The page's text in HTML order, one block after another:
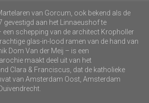
van Gorcum, ook bekend als de
gevestigd aan het Linnaeushof te
een schepping van de architect Kropholler
glas-in-lood ramen van de hand van
Dom Van der Meij – is een
maakt deel uit van het
Clara & Franciscus, dat de katholieke
van Amsterdam Oost, Amsterdam